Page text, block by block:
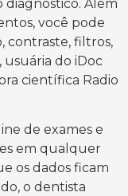
Além
você pode
contraste, filtros,
usuária do iDoc
científica Radio
de exames e
em qualquer
os dados ficam
o dentista